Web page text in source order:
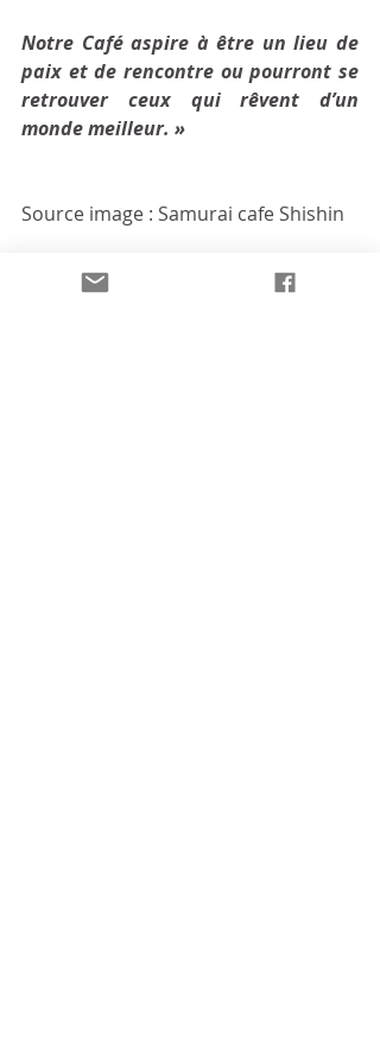
Notre Café aspire à être un lieu de
paix et de rencontre ou pourront se
retrouver ceux qui rêvent d’un
monde meilleur. »
Source image : Samurai cafe Shishin
Le site web
http://universalpeace.co.jp/shishin/